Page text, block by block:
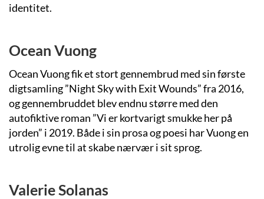
identitet.
Ocean Vuong
Ocean Vuong fik et stort gennembrud med sin første
digtsamling ”Night Sky with Exit Wounds” fra 2016,
og gennembruddet blev endnu større med den
autofiktive roman ”Vi er kortvarigt smukke her på
jorden” i 2019. Både i sin prosa og poesi har Vuong en
utrolig evne til at skabe nærvær i sit sprog.
Valerie Solanas